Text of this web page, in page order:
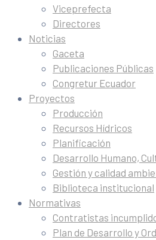
Viceprefecta
Directores
Noticias
Gaceta
Publicaciones Públicas
Congretur Ecuador
Proyectos
Producción
Recursos Hídricos
Planificación
Desarrollo Humano,
Gestión y calidad
Biblioteca institucional
Normativas
Contratistas
Plan de Desarrollo y